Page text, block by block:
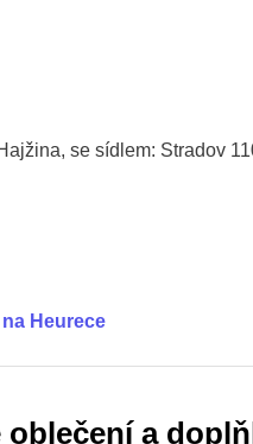
se sídlem: Stradov
Heurece
oblečení a